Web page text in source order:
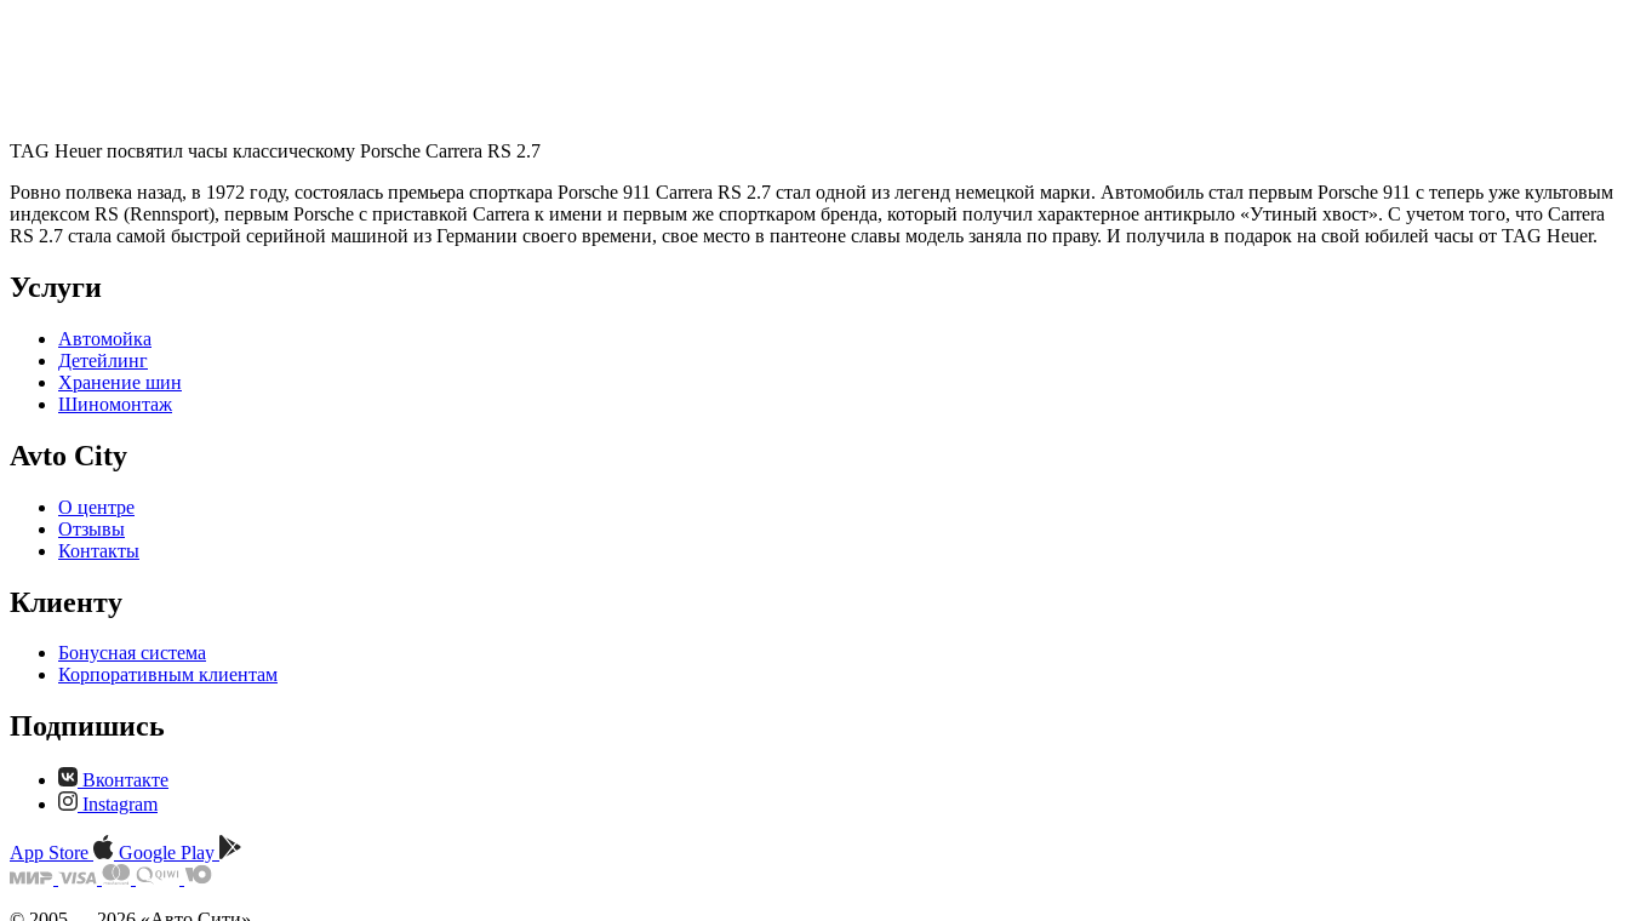
TAG Heuer посвятил часы классическому Porsche Carrera RS 2.7
Ровно полвека назад, в 1972 году, состоялась премьера спорткара Porsche 911 Carrera RS 2.7 стал одной из легенд немецкой марки. Автомобиль стал первым Porsche 911 с теперь уже культовым
индексом RS (Rennsport), первым Porsche с приставкой Carrera к имени и первым же спорткаром бренда, который получил характерное антикрыло «Утиный хвост». С учетом того, что Carrera
RS 2.7 стала самой быстрой серийной машиной из Германии своего времени, свое место в пантеоне славы модель заняла по праву. И получила в подарок на свой юбилей часы от TAG Heuer.
Услуги
Автомойка
Детейлинг
Хранение шин
Шиномонтаж
Avto City
О центре
Отзывы
Контакты
Клиенту
Бонусная система
Корпоративным клиентам
Подпишись
Вконтакте
Instagram
App Store Google Play